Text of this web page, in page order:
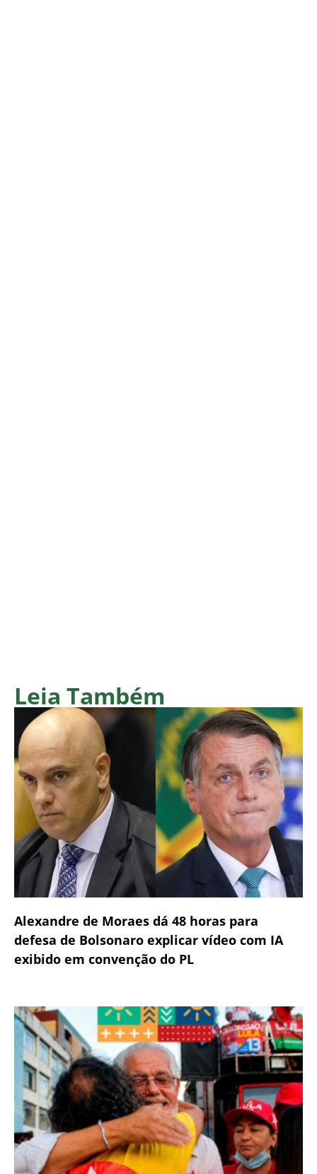
Leia Também
Alexandre de Moraes dá 48 horas para
defesa de Bolsonaro explicar vídeo com IA
exibido em convenção do PL